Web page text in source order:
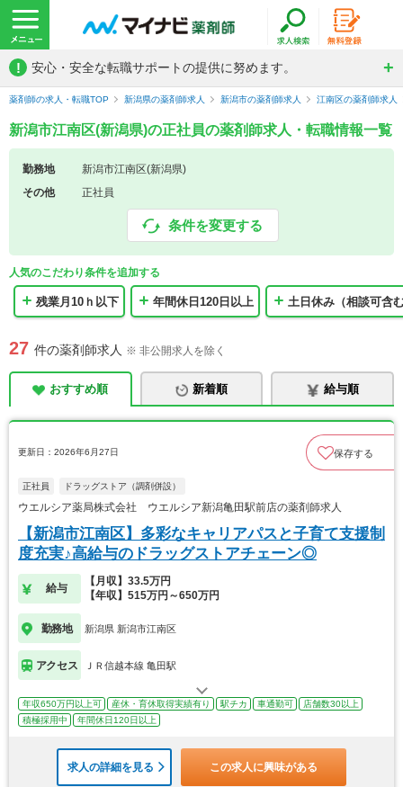
! 安心・安全な転職サポートの提供に努めます。
薬剤師の求人・転職TOP 新潟県の薬剤師求人 新潟市の薬剤師求人 江南区の薬剤師求人
新潟市江南区(新潟県)の正社員の薬剤師求人・転職情報一覧
勤務地
新潟市江南区(新潟県)
その他
正社員
条件を変更する
人気のこだわり条件を追加する
残業月10ｈ以下 年間休日120日以上 土日休み（相談可含
27 件の薬剤師求人 ※ 非公開求人を除く
おすすめ順 新着順 給与順
更新日：2026年6月27日 保存する
正社員 ドラッグストア（調剤併設）
ウエルシア薬局株式会社 ウエルシア新潟亀田駅前店の薬剤師求人
【新潟市江南区】多彩なキャリアパスと子育て支援制
度充実♪高給与のドラッグストアチェーン◎
給与
【月収】33.5万円
【年収】515万円～650万円
勤務地 新潟県 新潟市江南区
アクセス ＪＲ信越本線 亀田駅
年収650万円以上可 産休・育休取得実績有り 駅チカ 車通勤可
店舗数30以上
積極採用中
年間休日120日以上
求人の詳細を見る この求人に興味がある